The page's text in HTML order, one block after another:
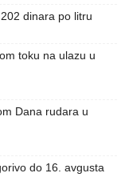
dinara po litru
toku na ulazu u
Dana rudara u
do 16. avgusta